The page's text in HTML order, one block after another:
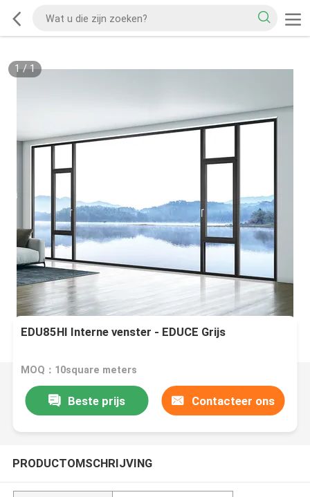
1/1
EDU85HI Interne venster - EDUCE Grijs
MOQ：10square meters
Beste prijs Contacteer ons
PRODUCTOMSCHRIJVING